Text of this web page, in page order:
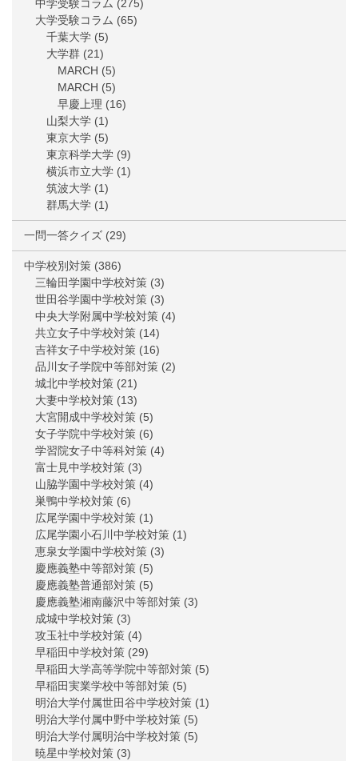
中学受験コラム (275)
大学受験コラム (65)
千葉大学 (5)
大学群 (21)
MARCH (5)
MARCH (5)
早慶上理 (16)
山梨大学 (1)
東京大学 (5)
東京科学大学 (9)
横浜市立大学 (1)
筑波大学 (1)
群馬大学 (1)
一問一答クイズ (29)
中学校別対策 (386)
三輪田学園中学校対策 (3)
世田谷学園中学校対策 (3)
中央大学附属中学校対策 (4)
共立女子中学校対策 (14)
吉祥女子中学校対策 (16)
品川女子学院中等部対策 (2)
城北中学校対策 (21)
大妻中学校対策 (13)
大宮開成中学校対策 (5)
女子学院中学校対策 (6)
学習院女子中等科対策 (4)
富士見中学校対策 (3)
山脇学園中学校対策 (4)
巣鴨中学校対策 (6)
広尾学園中学校対策 (1)
広尾学園小石川中学校対策 (1)
恵泉女学園中学校対策 (3)
慶應義塾中等部対策 (5)
慶應義塾普通部対策 (5)
慶應義塾湘南藤沢中等部対策 (3)
成城中学校対策 (3)
攻玉社中学校対策 (4)
早稲田中学校対策 (29)
早稲田大学高等学院中等部対策 (5)
早稲田実業学校中等部対策 (5)
明治大学付属世田谷中学校対策 (1)
明治大学付属中野中学校対策 (5)
明治大学付属明治中学校対策 (5)
暁星中学校対策 (3)